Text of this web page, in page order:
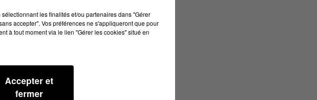
les finalités et/ou partenaires dans "Gérer
accepter". Vos préférences ne s'appliqueront que pour
à tout moment via le lien "Gérer les cookies" situé en
Accepter et
fermer